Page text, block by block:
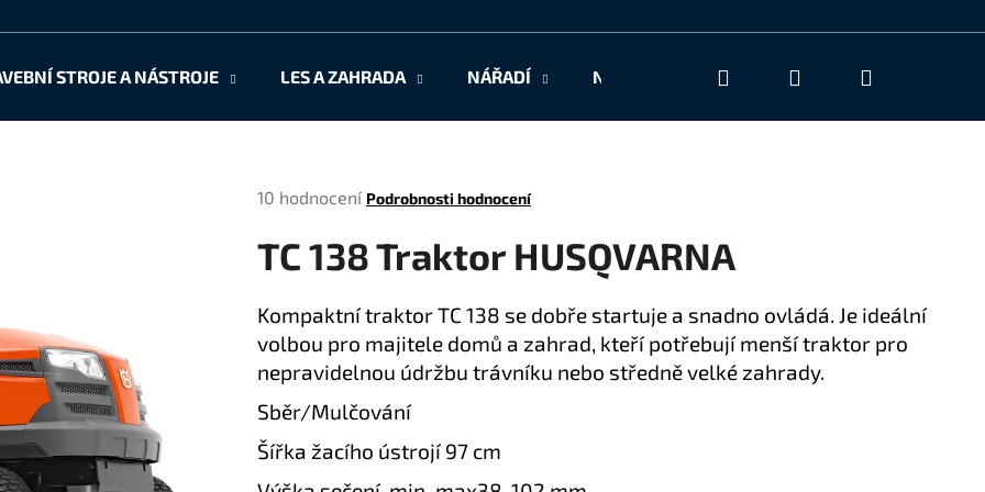
STROJE A NÁSTROJE LES A ZAHRADA NÁŘADÍ NAŠE SLUŽBY KONTAKT
Hledat Přihlášení
Průměrné
produktu
je
z
5
hvězdiček.
10 hodnocení Podrobnosti hodnocení
TC 138 Traktor HUSQVARNA
Kompaktní traktor TC 138 se dobře startuje a snadno ovládá. Je ideální
volbou pro majitele domů a zahrad, kteří potřebují menší traktor pro
nepravidelnou údržbu trávníku nebo středně velké zahrady.
Sběr/Mulčování
Šířka žacího ústrojí 97 cm
Co potřebujete najít?
HLEDAT